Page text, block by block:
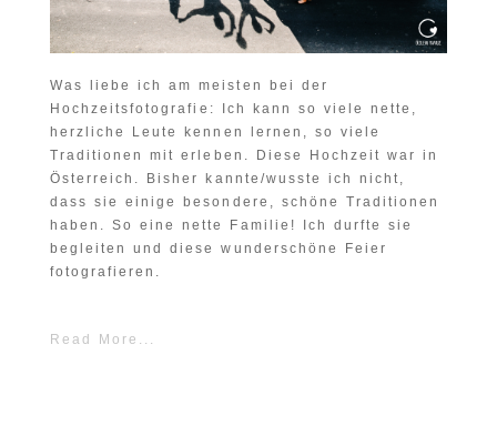
Was liebe ich am meisten bei der
Hochzeitsfotografie: Ich kann so viele nette,
herzliche Leute kennen lernen, so viele
Traditionen mit erleben. Diese Hochzeit war in
Österreich. Bisher kannte/wusste ich nicht,
dass sie einige besondere, schöne Traditionen
haben. So eine nette Familie! Ich durfte sie
begleiten und diese wunderschöne Feier
fotografieren.
Read More...